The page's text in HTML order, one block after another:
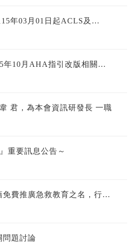
年03月01日起ACLS及
年10月AHA指引改版相關事
本會聘請 何岳韋 君，為本會資訊研發長 一職
重要訊息公告～
免費推廣急救教育之名，行推
問題討論